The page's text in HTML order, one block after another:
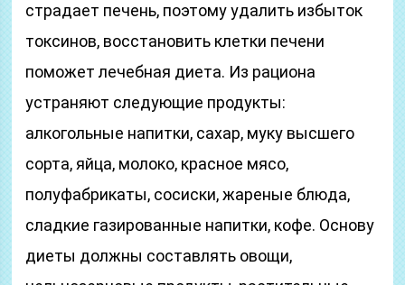
страдает печень, поэтому удалить избыток
токсинов, восстановить клетки печени
поможет лечебная диета. Из рациона
устраняют следующие продукты:
алкогольные напитки, сахар, муку высшего
сорта, яйца, молоко, красное мясо,
полуфабрикаты, сосиски, жареные блюда,
сладкие газированные напитки, кофе. Основу
диеты должны составлять овощи,